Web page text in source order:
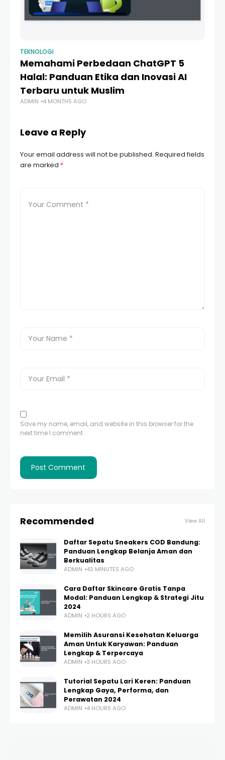
TEKNOLOGI
Memahami Perbedaan ChatGPT 5
Halal: Panduan Etika dan Inovasi AI
Terbaru untuk Muslim
ADMIN 4 MONTHS AGO
Leave a Reply
Your email address will not be published. Required fields
are marked *
Save my name, email, and website in this browser for the
next time I comment.
Recommended View All
Daftar Sepatu Sneakers COD Bandung:
Panduan Lengkap Belanja Aman dan
Berkualitas
ADMIN 43 MINUTES AGO
Cara Daftar Skincare Gratis Tanpa
Modal: Panduan Lengkap & Strategi Jitu
2024
ADMIN 2 HOURS AGO
Memilih Asuransi Kesehatan Keluarga
Aman Untuk Karyawan: Panduan
Lengkap & Terpercaya
ADMIN 3 HOURS AGO
Tutorial Sepatu Lari Keren: Panduan
Lengkap Gaya, Performa, dan
Perawatan 2024
ADMIN 4 HOURS AGO